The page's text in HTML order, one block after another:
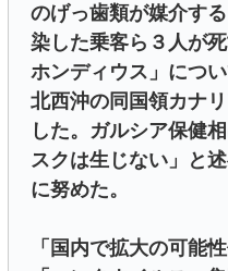
のげっ歯類が媒介す
染した乗客ら３人が
ホンディウス」につ
北西沖の同国領カナ
した。ガルシア保健
スクは生じない」と
に努めた。
「国内で拡大の可能